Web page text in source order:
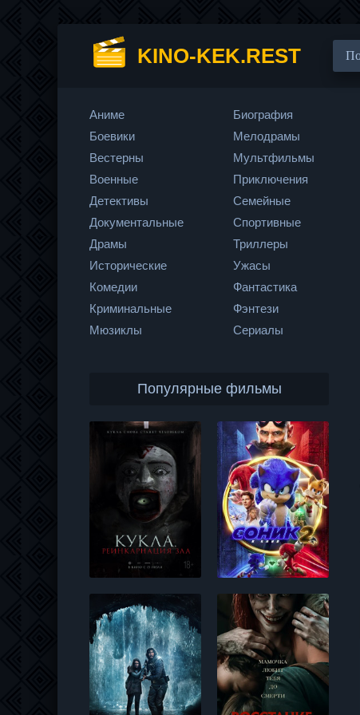
KINO-KEK.REST
Аниме
Боевики
Вестерны
Военные
Детективы
Документальные
Драмы
Исторические
Комедии
Криминальные
Мюзиклы
Биография
Мелодрамы
Мультфильмы
Приключения
Семейные
Спортивные
Триллеры
Ужасы
Фантастика
Фэнтези
Сериалы
Популярные фильмы